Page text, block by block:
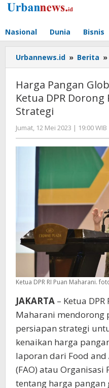
Lewati
Nasional Dunia Bisnis
Urbannews.id » Berita »
Harga Pangan
Ketua DPR
Strategi
Jumat, 12 Mei 2023 | 19:00 WIB
Ketua DPR RI Puan Maharani.
JAKARTA – Ketua DPR
Maharani mendorong
persiapan strategi
kenaikan harga
laporan dari Food
(FAO) atau Organisasi
tentang harga